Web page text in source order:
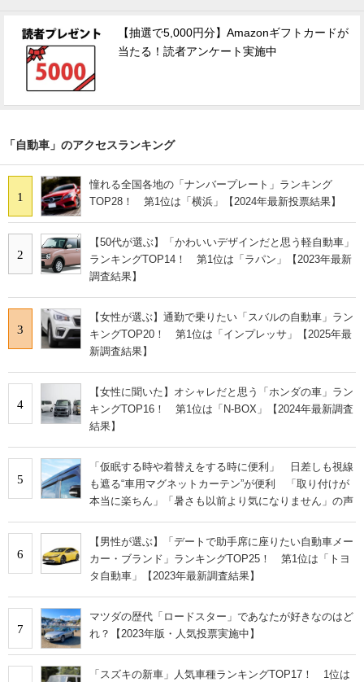
【抽選で5,000円分】Amazonギフトカードが
当たる！読者アンケート実施中
「自動車」のアクセスランキング
1
憧れる全国各地の「ナンバープレート」ランキング
TOP28！ 第1位は「横浜」【2024年最新投票結果】
2
【50代が選ぶ】「かわいいデザインだと思う軽自動車」
ランキングTOP14！ 第1位は「ラパン」【2023年最新
調査結果】
3
【女性が選ぶ】通勤で乗りたい「スバルの自動車」ラン
キングTOP20！ 第1位は「インプレッサ」【2025年最
新調査結果】
4
【女性に聞いた】オシャレだと思う「ホンダの車」ラン
キングTOP16！ 第1位は「N-BOX」【2024年最新調査
結果】
5
「仮眠する時や着替えをする時に便利」 日差しも視線
も遮る“車用マグネットカーテン”が便利 「取り付けが
本当に楽ちん」「暑さも以前より気になりません」の声
6
【男性が選ぶ】「デートで助手席に座りたい自動車メー
カー・ブランド」ランキングTOP25！ 第1位は「トヨ
タ自動車」【2023年最新調査結果】
7
マツダの歴代「ロードスター」であなたが好きなのはど
れ？【2023年版・人気投票実施中】
「スズキの新車」人気車種ランキングTOP17！ 1位は